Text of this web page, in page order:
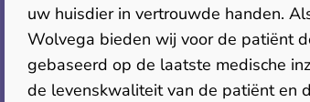
uw huisdier in vertrouwde handen.
Wolvega bieden wij voor de patiënt
gebaseerd op de laatste medische
de levenskwaliteit van de patiënt en